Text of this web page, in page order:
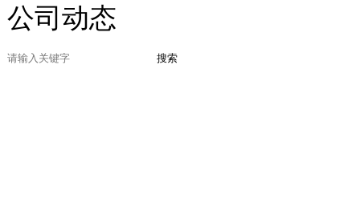
公司动态
搜索